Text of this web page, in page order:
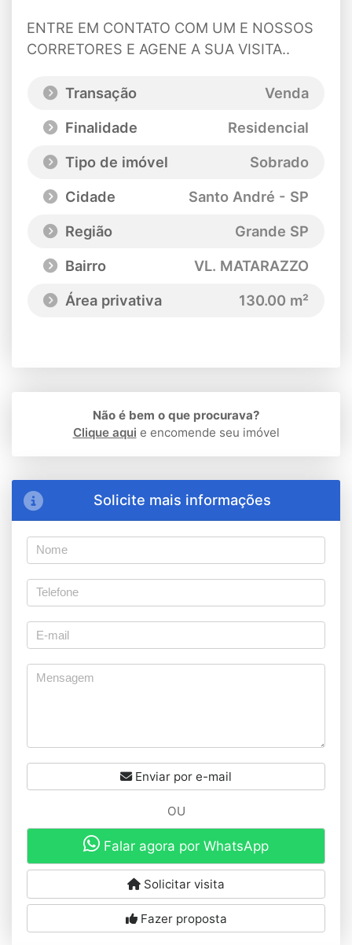
ENTRE EM CONTATO COM UM E NOSSOS
CORRETORES E AGENE A SUA VISITA..
Transação
Venda
Finalidade
Residencial
Tipo de imóvel
Sobrado
Cidade
Santo André - SP
Região
Grande SP
Bairro
VL. MATARAZZO
Área privativa
130.00 m²
Não é bem o que procurava?
Clique aqui e encomende seu imóvel
Solicite mais informações
Enviar por e-mail
OU
Falar agora por WhatsApp
Solicitar visita
Fazer proposta